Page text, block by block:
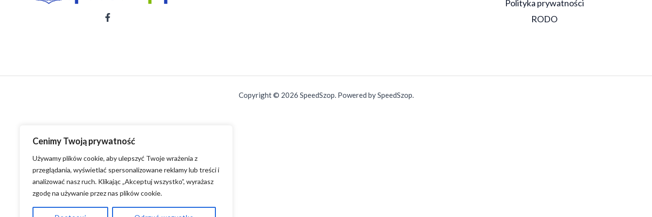
Cenimy Twoją prywatność
Używamy plików cookie, aby ulepszyć Twoje wrażenia z
przeglądania, wyświetlać spersonalizowane reklamy lub treści i
analizować nasz ruch. Klikając „Akceptuj wszystko”, wyrażasz
zgodę na używanie przez nas plików cookie.
Polityka prywatności
RODO
Copyright © 2026 SpeedSzop. Powered by SpeedSzop.